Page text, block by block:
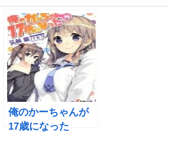
俺のかーちゃんが
17歳になった